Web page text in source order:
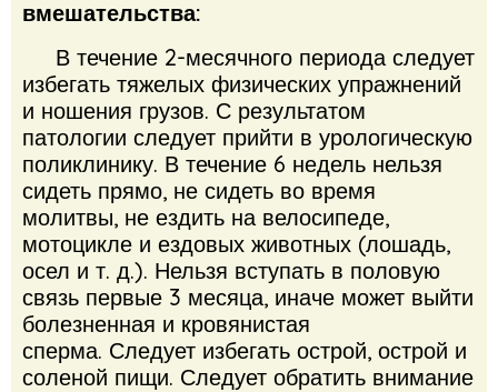
вмешательства:
В течение 2-месячного периода следует
избегать тяжелых физических упражнений
и ношения грузов. С результатом
патологии следует прийти в урологическую
поликлинику. В течение 6 недель нельзя
сидеть прямо, не сидеть во время
молитвы, не ездить на велосипеде,
мотоцикле и ездовых животных (лошадь,
осел и т. д.). Нельзя вступать в половую
связь первые 3 месяца, иначе может выйти
болезненная и кровянистая
сперма. Следует избегать острой, острой и
соленой пищи. Следует обратить внимание